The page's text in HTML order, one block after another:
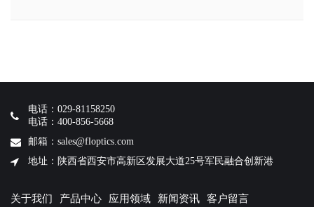
电话：029-81158250
电话：400-856-5668
邮箱：sales@floptics.com
地址：陕西省西安市高新区发展大道25号军民融合创新港
关于我们 产品中心 应用领域 新闻资讯 客户留言